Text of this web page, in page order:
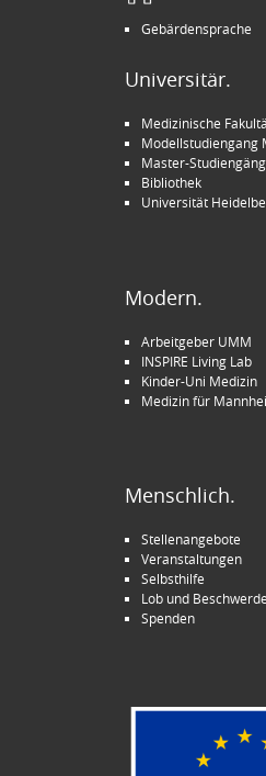
Gebärdensprache
Universitär.
Medizinische
Modellstudiengang
Master-
Bibliothek
Universität
Modern.
Arbeitgeber UMM
INSPIRE Living Lab
Kinder-Uni Medizin
Medizin für
Menschlich.
Stellenangebote
Veranstaltungen
Selbsthilfe
Lob und
Spenden